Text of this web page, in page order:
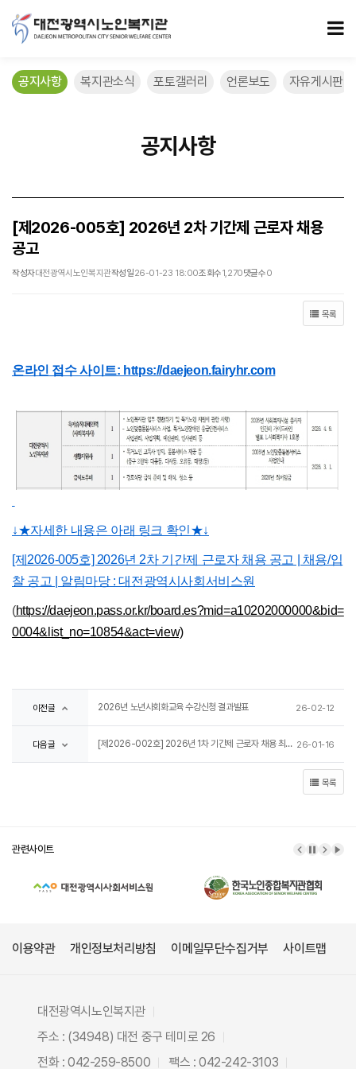
[제2026-005호] 2026년 2차 기간제 근로자 채용 공고 > 공지사항
공지사항 복지관소식 포토갤러리 언론보도 자유게시판
공지사항
[제2026-005호] 2026년 2차 기간제 근로자 채용
공고
작성자대전광역시노인복지관작성일26-01-23 18:00조회수1,270댓글수0
목록
온라인 접수 사이트: https://daejeon.fairyhr.com
↓★자세한 내용은 아래 링크 확인★↓
[제2026-005호] 2026년 2차 기간제 근로자 채용 공고 | 채용/입
찰 공고 | 알림마당 : 대전광역시사회서비스원
(https://daejeon.pass.or.kr/board.es?mid=a10202000000&bid=
0004&list_no=10854&act=view)
이전글 2026년 노년사회화교육 수강신청 결과발표 26-02-12
다음글 [제2026-002호] 2026년 1차 기간제 근로자 채용 최종합격자 명단 공고 26-01-16
목록
관련사이트 이전 배너
배너 정
다음
배
이용약관 개인정보처리방침 이메일무단수집거부 사이트맵
대전광역시노인복지관
주소 : (34948) 대전 중구 테미로 26
전화 : 042-259-8500
팩스 : 042-242-3103